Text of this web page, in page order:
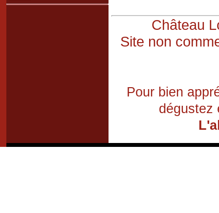
Château
Site non
Pour bien
dégustez